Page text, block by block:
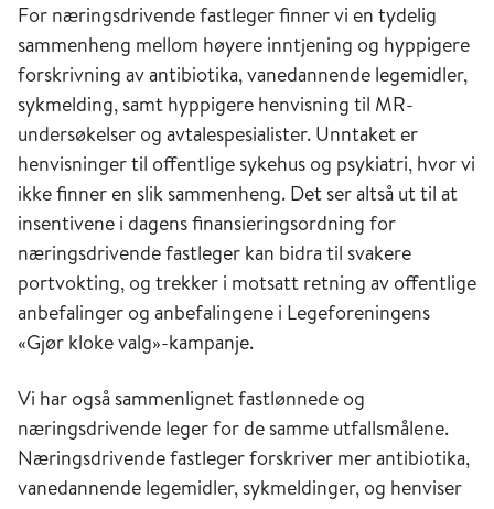
For næringsdrivende fastleger finner vi en tydelig
sammenheng mellom høyere inntjening og hyppigere
forskrivning av antibiotika, vanedannende legemidler,
sykmelding, samt hyppigere henvisning til MR-
undersøkelser og avtalespesialister. Unntaket er
henvisninger til offentlige sykehus og psykiatri, hvor vi
ikke finner en slik sammenheng. Det ser altså ut til at
insentivene i dagens finansieringsordning for
næringsdrivende fastleger kan bidra til svakere
portvokting, og trekker i motsatt retning av offentlige
anbefalinger og anbefalingene i Legeforeningens
«Gjør kloke valg»-kampanje.
Vi har også sammenlignet fastlønnede og
næringsdrivende leger for de samme utfallsmålene.
Næringsdrivende fastleger forskriver mer antibiotika,
vanedannende legemidler, sykmeldinger, og henviser